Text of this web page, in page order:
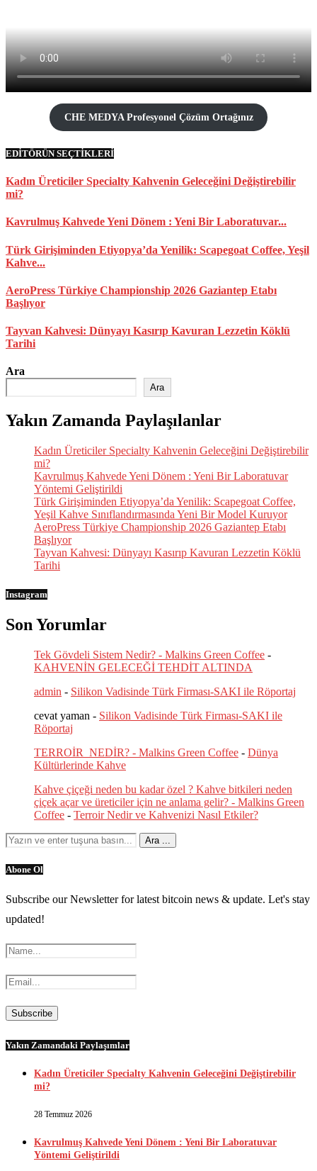
CHE MEDYA Profesyonel Çözüm Ortağınız
EDİTÖRÜN SEÇTİKLERİ
Kadın Üreticiler Specialty Kahvenin Geleceğini Değiştirebilir
mi?
Kavrulmuş Kahvede Yeni Dönem : Yeni Bir Laboratuvar...
Türk Girişiminden Etiyopya’da Yenilik: Scapegoat Coffee, Yeşil
Kahve...
AeroPress Türkiye Championship 2026 Gaziantep Etabı
Başlıyor
Tayvan Kahvesi: Dünyayı Kasırıp Kavuran Lezzetin Köklü
Tarihi
Ara
Ara
Yakın Zamanda Paylaşılanlar
Kadın Üreticiler Specialty Kahvenin Geleceğini Değiştirebilir
mi?
Kavrulmuş Kahvede Yeni Dönem : Yeni Bir Laboratuvar
Yöntemi Geliştirildi
Türk Girişiminden Etiyopya’da Yenilik: Scapegoat Coffee,
Yeşil Kahve Sınıflandırmasında Yeni Bir Model Kuruyor
AeroPress Türkiye Championship 2026 Gaziantep Etabı
Başlıyor
Tayvan Kahvesi: Dünyayı Kasırıp Kavuran Lezzetin Köklü
Tarihi
Instagram
Son Yorumlar
Tek Gövdeli Sistem Nedir? - Malkins Green Coffee -
KAHVENİN GELECEĞİ TEHDİT ALTINDA
admin - Silikon Vadisinde Türk Firması-SAKI ile Röportaj
cevat yaman - Silikon Vadisinde Türk Firması-SAKI ile
Röportaj
TERROİR NEDİR? - Malkins Green Coffee - Dünya
Kültürlerinde Kahve
Kahve çiçeği neden bu kadar özel ? Kahve bitkileri neden
çiçek açar ve üreticiler için ne anlama gelir? - Malkins Green
Coffee - Terroir Nedir ve Kahvenizi Nasıl Etkiler?
Abone Ol
Subscribe our Newsletter for latest bitcoin news & update. Let's stay
updated!
Yakın Zamandaki Paylaşımlar
Kadın Üreticiler Specialty Kahvenin Geleceğini Değiştirebilir
mi?
28 Temmuz 2026
Kavrulmuş Kahvede Yeni Dönem : Yeni Bir Laboratuvar
Yöntemi Geliştirildi